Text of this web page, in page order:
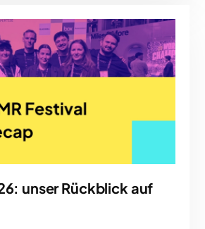
unser Rückblick auf